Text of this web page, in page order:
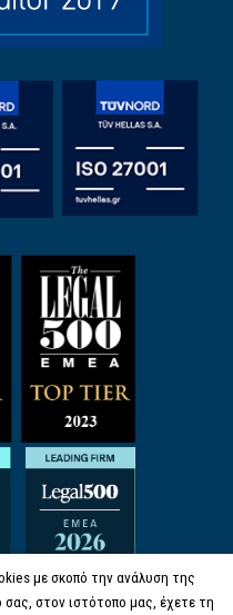
με σκοπό την ανάλυση της
στον ιστότοπο μας, έχετε τη